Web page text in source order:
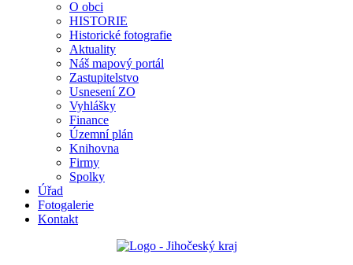
O obci
HISTORIE
Historické fotografie
Aktuality
Náš mapový portál
Zastupitelstvo
Usnesení ZO
Vyhlášky
Finance
Územní plán
Knihovna
Firmy
Spolky
Úřad
Fotogalerie
Kontakt